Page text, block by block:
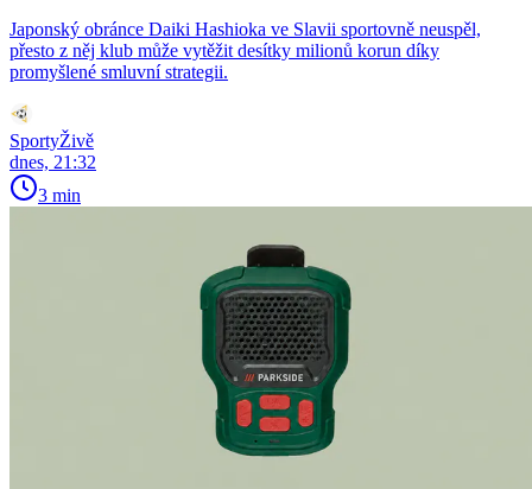
Japonský obránce Daiki Hashioka ve Slavii sportovně neuspěl,
přesto z něj klub může vytěžit desítky milionů korun díky
promyšlené smluvní strategii.
SportyŽivě
dnes, 21:32
3 min